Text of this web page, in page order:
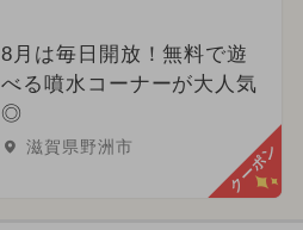
8月は毎日開放！無料で遊
べる噴水コーナーが大人気
◎
滋賀県野洲市 クーポン